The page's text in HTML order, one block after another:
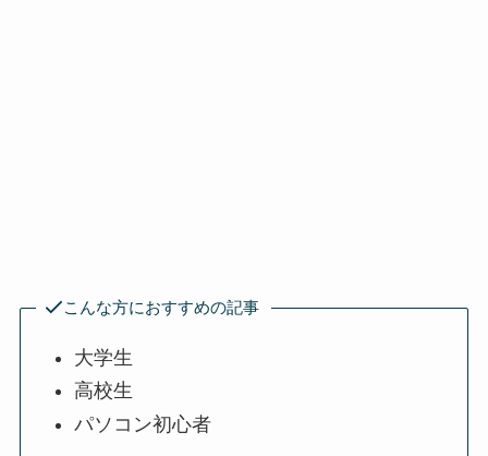
こんな方におすすめの記事
大学生
高校生
パソコン初心者